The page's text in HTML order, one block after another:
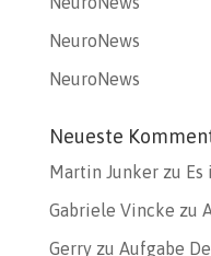
NeuroNews
NeuroNews
Neueste
Martin Junkerzu Es
Gabriele Vincke zu
Gerryzu Aufgabe